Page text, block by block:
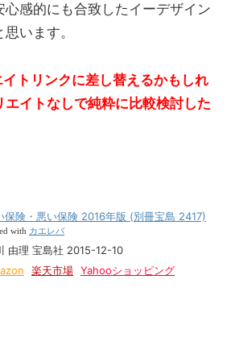
感的にも合致したイーデザイン
います。
トリンクに差し替えるかもしれ
エイトなしで純粋に比較検討した
保険・悪い保険 2016年版 (別冊宝島 2417)
with カエレバ
由理 宝島社 2015-12-10
楽天市場 Yahooショッピング